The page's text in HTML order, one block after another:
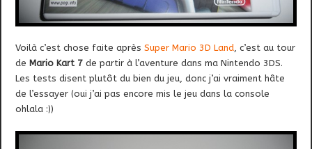
Voilà c’est chose faite aprèsSuper Mario 3D Land, c’est au tour
de Mario Kart 7 de partir à l’aventure dans ma Nintendo 3DS.
Les tests disent plutôt du bien du jeu, donc j’ai vraiment hâte
de l’essayer (oui j’ai pas encore mis le jeu dans la console
ohlala :))